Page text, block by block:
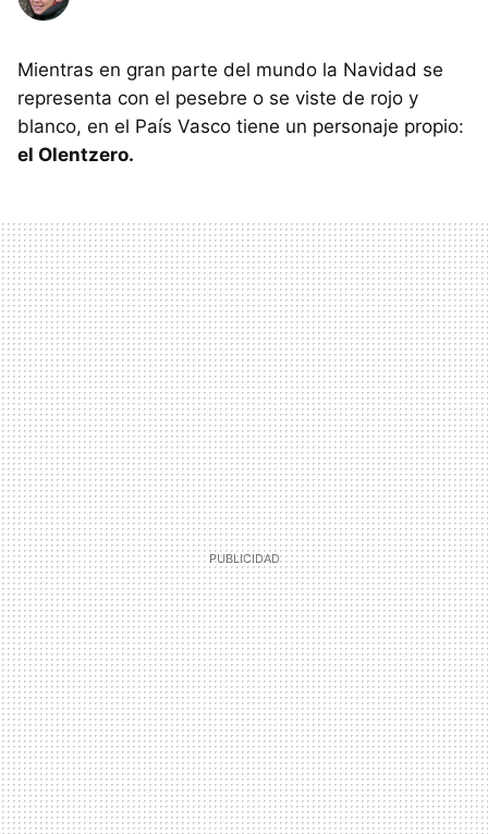
Mientras en gran parte del mundo la Navidad se
representa con el pesebre o se viste de rojo y
blanco, en el País Vasco tiene un personaje propio:
el Olentzero.